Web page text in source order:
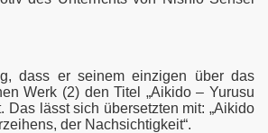
dass er seinem einzigen über das
Werk (2) den Titel „Aikido – Yurusu
Das lässt sich übersetzten mit: „Aikido
der Nachsichtigkeit“.